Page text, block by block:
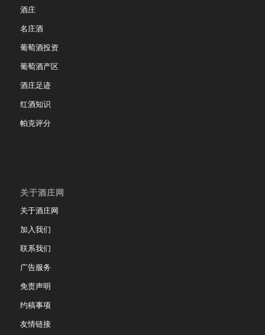
酒庄
名庄酒
葡萄酒投资
葡萄酒产区
酒庄足迹
红酒知识
帕克评分
关于酒庄网
关于酒庄网
加入我们
联系我们
广告服务
免责声明
约稿事项
友情链接